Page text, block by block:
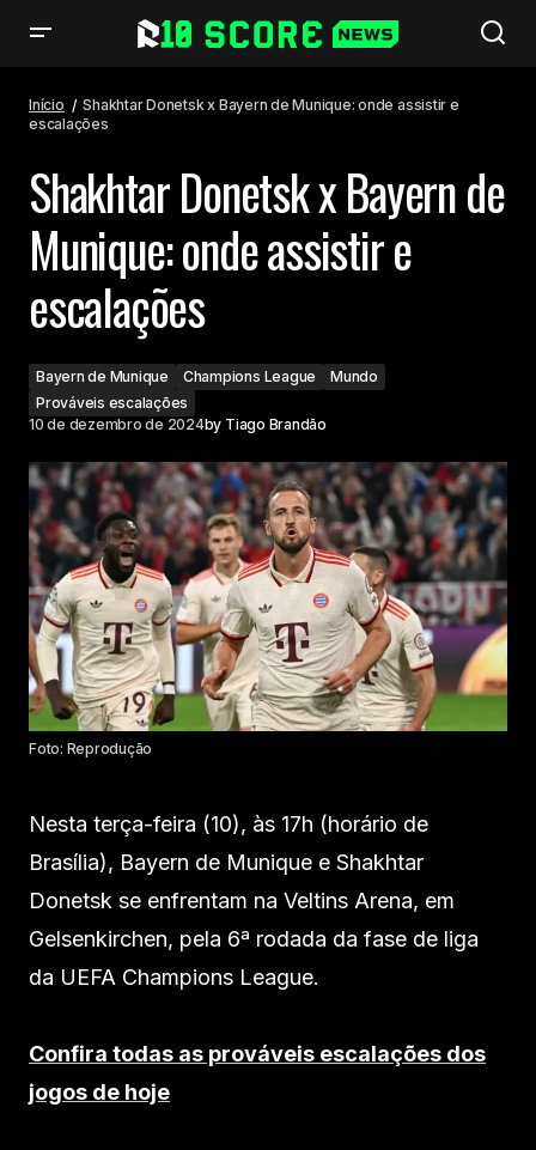
Início
Shakhtar Donetsk x Bayern de Munique: onde assistir e
escalações
Shakhtar Donetsk x Bayern de
Munique: onde assistir e
escalações
Bayern de Munique Champions League
Mundo
Prováveis escalações
10 de dezembro de 2024by Tiago Brandão
Foto: Reprodução
Nesta terça-feira (10), às 17h (horário de
Brasília), Bayern de Munique e Shakhtar
Donetsk se enfrentam na Veltins Arena, em
Gelsenkirchen, pela 6ª rodada da fase de liga
da UEFA Champions League.
Confira todas as prováveis escalações dos
jogos de hoje